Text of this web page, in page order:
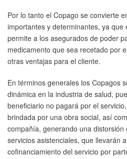
Por lo tanto el Copago se convierte
importantes y determinantes, ya que
permite a los asegurados de poder
medicamento que sea recetado por
otras ventajas para el cliente.
En términos generales los Copagos
dinámica en la industria de salud,
beneficiario no pagará por el
brindada por una obra social, así
compañía, generando una
servicios asistenciales, que llevarán
cofinanciamiento del servicio por